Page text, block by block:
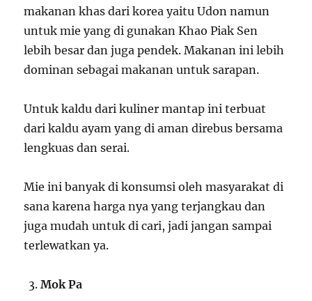
makanan khas dari korea yaitu Udon namun
untuk mie yang di gunakan Khao Piak Sen
lebih besar dan juga pendek. Makanan ini lebih
dominan sebagai makanan untuk sarapan.
Untuk kaldu dari kuliner mantap ini terbuat
dari kaldu ayam yang di aman direbus bersama
lengkuas dan serai.
Mie ini banyak di konsumsi oleh masyarakat di
sana karena harga nya yang terjangkau dan
juga mudah untuk di cari, jadi jangan sampai
terlewatkan ya.
Mok Pa